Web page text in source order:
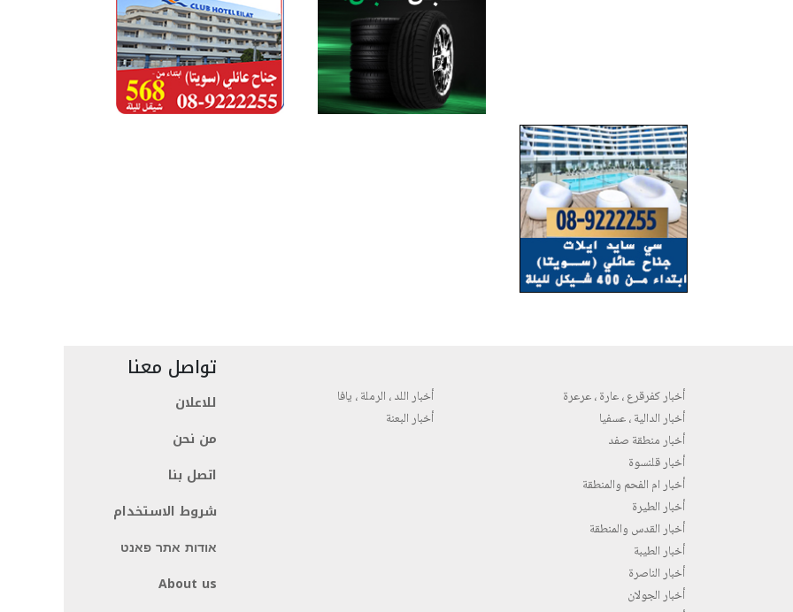
أخبار كفرقرع ، عارة ، عرعرة
أخبار الدالية ، عسفيا
أخبار منطقة صفد
أخبار قلنسوة
أخبار ام الفحم والمنطقة
أخبار الطيرة
أخبار القدس والمنطقة
أخبار الطيبة
أخبار الناصرة
أخبار الجولان
أخبار اللد ، الرملة ، يافا
أخبار البعنة
تواصل معنا
للاعلان
من نحن
اتصل بنا
شروط الاستخدام
אודות אתר פאנט
About us